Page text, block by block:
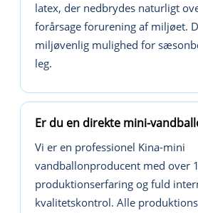
latex, der nedbrydes naturligt
forårsage forurening af miljøet.
miljøvenlig mulighed for
leg.
Er du en direkte mini-
Vi er en professionel Kina-mini
vandballonproducent med over
produktionserfaring og fuld
kvalitetskontrol. Alle